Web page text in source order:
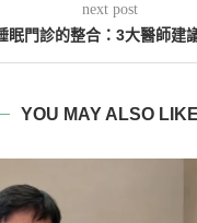
next post
眠門診的整合：3大醫師建
YOU MAY ALSO LIKE